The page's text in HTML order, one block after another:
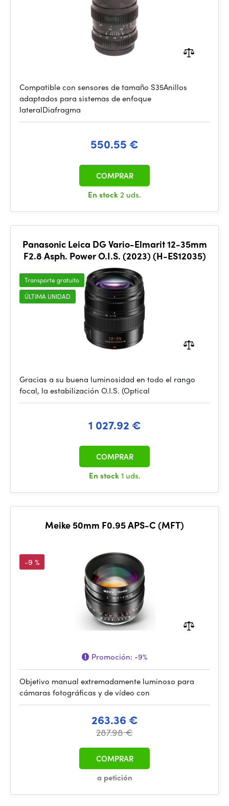
Compatible con sensores de tamaño S35Anillos
adaptados para sistemas de enfoque
lateralDiafragma
550.55 €
En stock2 uds.
COMPRAR
Panasonic Leica DG Vario-Elmarit 12-35mm
F2.8 Asph. Power O.I.S. (2023) (H-ES12035)
Transporte gratuito
ÚLTIMA UNIDAD
Gracias a su buena luminosidad en todo el rango
focal, la estabilización O.I.S. (Optical
1 027.92 €
En stock1 uds.
COMPRAR
Meike 50mm F0.95 APS-C (MFT)
-9 %
Promoción: -9%
Objetivo manual extremadamente luminoso para
cámaras fotográficas y de vídeo con
263.36 €
287.98 €
a petición
COMPRAR